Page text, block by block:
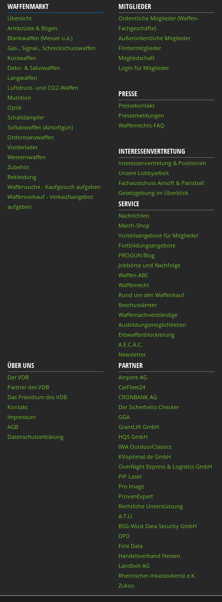
WAFFENMARKT
Übersicht
Armbrüste & Bögen
Blankwaffen (Messer u.ä.)
Gas-, Signal-, Schreckschusswaffen
Kurzwaffen
Deko- & Salutwaffen
Langwaffen
Luftdruck- und CO2-Waffen
Munition
Optik
Schalldämpfer
Softairwaffen (Airsoftgun)
Ordonnanzwaffen
Vorderlader
Westernwaffen
Zubehör
Bekleidung
Waffensuche - Kaufgesuch aufgeben
Waffenverkauf - Verkaufsangebot
aufgeben
MITGLIEDER
Ordentliche Mitglieder (Waffen-
Fachgeschäfte)
Außerordentliche Mitglieder
Fördermitglieder
Mitgliedschaft
Login für Mitglieder
PRESSE
Pressekontakt
Pressemeldungen
Waffenrechts-FAQ
INTERESSENVERTRETUNG
Interessenvertretung & Positionen
Unsere Lobbyarbeit
Fachausschuss Airsoft & Paintball
Gesetzgebung im Überblick
SERVICE
Nachrichten
Merch-Shop
Vorteilsangebote für Mitglieder
Fortbildungsangebote
PROGUN Blog
Jobbörse und Nachfolge
Waffen-ABC
Waffenrecht
Rund um den Waffenkauf
Beschussämter
Waffensachverständige
Ausbildungsmöglichkeiten
Erbwaffenblockierung
A.E.C.A.C.
Newsletter
ÜBER UNS
Der VDB
Partner des VDB
Das Präsidium des VDB
Kontakt
Impressum
AGB
Datenschutzerklärung
PARTNER
Ampere AG
CarFleet24
CRONBANK AG
Der Sicherheits-Checker
GGA
GrantLift GmbH
HQS GmbH
IWA OutdoorClassics
KVoptimal.de GmbH
OverNight Express & Logistics GmbH
PiP Laser
Pro Image
ProvenExpert
Rechtliche Unterstützung
A.T.U.
BSG-Wüst Data Security GmbH
DPD
First Data
Handelsverband Hessen
Landbell AG
Rheinischer-Inkassodienst e.K.
Zukos